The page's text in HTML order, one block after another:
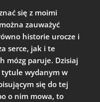
się z moimi
zauważyć
historie urocze i
serce, jak i te
mózg paruje. Dzisiaj
tytule wydanym w
się do tej
o nim mowa, to